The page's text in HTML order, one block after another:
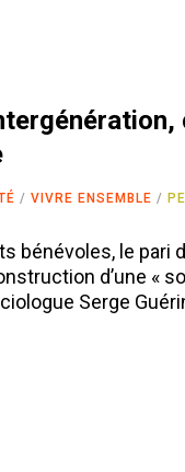
VIVRE ENSEMBLE
bénévoles, le pari
d’une «
Serge